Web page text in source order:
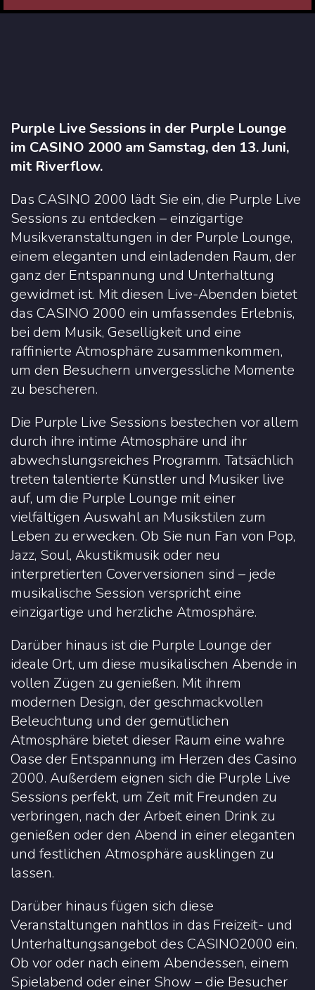
Purple Live Sessions in der Purple Lounge
im CASINO 2000 am Samstag, den 13. Juni,
mit Riverflow.
Das CASINO 2000 lädt Sie ein, die Purple Live
Sessions zu entdecken – einzigartige
Musikveranstaltungen in der Purple Lounge,
einem eleganten und einladenden Raum, der
ganz der Entspannung und Unterhaltung
gewidmet ist. Mit diesen Live-Abenden bietet
das CASINO 2000 ein umfassendes Erlebnis,
bei dem Musik, Geselligkeit und eine
raffinierte Atmosphäre zusammenkommen,
um den Besuchern unvergessliche Momente
zu bescheren.
Die Purple Live Sessions bestechen vor allem
durch ihre intime Atmosphäre und ihr
abwechslungsreiches Programm. Tatsächlich
treten talentierte Künstler und Musiker live
auf, um die Purple Lounge mit einer
vielfältigen Auswahl an Musikstilen zum
Leben zu erwecken. Ob Sie nun Fan von Pop,
Jazz, Soul, Akustikmusik oder neu
interpretierten Coverversionen sind – jede
musikalische Session verspricht eine
einzigartige und herzliche Atmosphäre.
Darüber hinaus ist die Purple Lounge der
ideale Ort, um diese musikalischen Abende in
vollen Zügen zu genießen. Mit ihrem
modernen Design, der geschmackvollen
Beleuchtung und der gemütlichen
Atmosphäre bietet dieser Raum eine wahre
Oase der Entspannung im Herzen des Casino
2000. Außerdem eignen sich die Purple Live
Sessions perfekt, um Zeit mit Freunden zu
verbringen, nach der Arbeit einen Drink zu
genießen oder den Abend in einer eleganten
und festlichen Atmosphäre ausklingen zu
lassen.
Darüber hinaus fügen sich diese
Veranstaltungen nahtlos in das Freizeit- und
Unterhaltungsangebot des CASINO2000 ein.
Ob vor oder nach einem Abendessen, einem
Spielabend oder einer Show – die Besucher